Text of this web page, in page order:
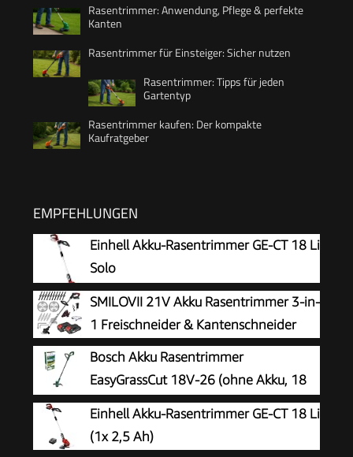
Rasentrimmer: Anwendung, Pflege & perfekte
Kanten
Rasentrimmer für Einsteiger: Sicher nutzen
Rasentrimmer: Tipps für jeden
Gartentyp
Rasentrimmer kaufen: Der kompakte
Kaufratgeber
EMPFEHLUNGEN
Einhell Akku-Rasentrimmer GE-CT 18 Li
Solo
SMILOVII 21V Akku Rasentrimmer 3-in-
1 Freischneider & Kantenschneider
Bosch Akku Rasentrimmer
EasyGrassCut 18V-26 (ohne Akku, 18
Volt System, Schnittkreisdurchmesser:
26 cm, im Karton)
Einhell Akku-Rasentrimmer GE-CT 18 Li
(1x 2,5 Ah)